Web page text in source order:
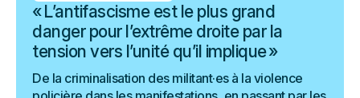
« L’antifascisme est le plus grand
danger pour l’extrême droite par la
tension vers l’unité qu’il implique »
De la criminalisation des militant·es à la violence